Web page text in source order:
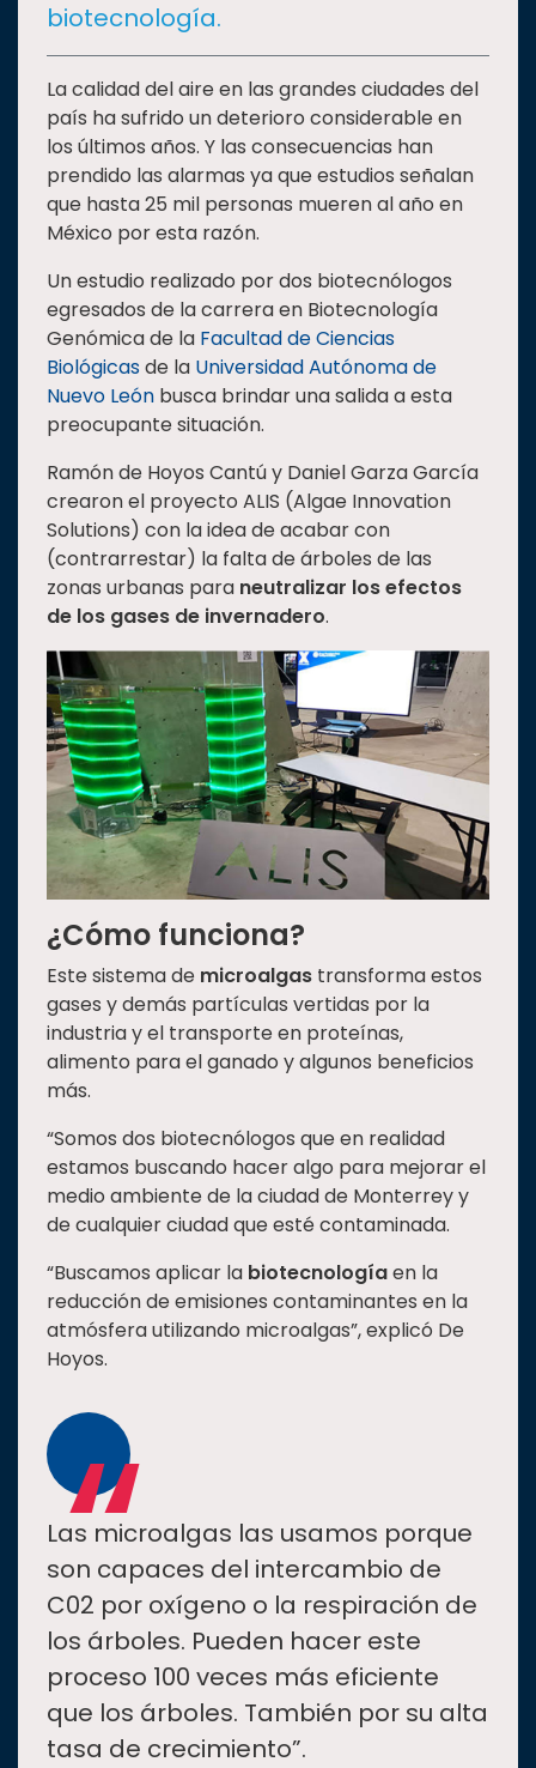
SUSTENTABILIDAD
TEMAS
Oferta
educativa
Investigación
Internacionalización
Responsabilidad
Vinculación
Historia
Universiada
Nacional
biotecnología.
La calidad del aire en las grandes ciudades del
país ha sufrido un deterioro considerable en
los últimos años. Y las consecuencias han
prendido las alarmas ya que estudios señalan
que hasta 25 mil personas mueren al año en
México por esta razón.
Un estudio realizado por dos biotecnólogos
egresados de la carrera en Biotecnología
Genómica de la Facultad de Ciencias
Biológicasde la Universidad Autónoma de
Nuevo León busca brindar una salida a esta
preocupante situación.
Ramón de Hoyos Cantú y Daniel Garza García
crearon el proyecto ALIS (Algae Innovation
Solutions) con la idea de acabar con
(contrarrestar) la falta de árboles de las
zonas urbanas para neutralizar los efectos
de los gases de invernadero.
¿Cómo funciona?
Este sistema de microalgas transforma estos
gases y demás partículas vertidas por la
industria y el transporte en proteínas,
alimento para el ganado y algunos beneficios
más.
“Somos dos biotecnólogos que en realidad
estamos buscando hacer algo para mejorar el
medio ambiente de la ciudad de Monterrey y
de cualquier ciudad que esté contaminada.
“Buscamos aplicar la biotecnologíaen la
reducción de emisiones contaminantes en la
atmósfera utilizando microalgas”, explicó De
Hoyos.
“
Las microalgas las usamos porque
son capaces del intercambio de
C02 por oxígeno o la respiración de
los árboles. Pueden hacer este
proceso 100 veces más eficiente
que los árboles. También por su alta
tasa de crecimiento”.